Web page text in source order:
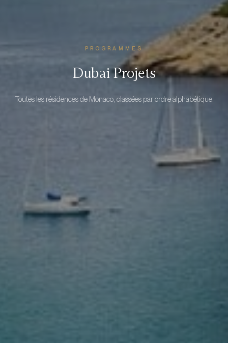
PROGRAMMES
Dubai Projets
Toutes les résidences de Monaco, classées par ordre alphabétique.